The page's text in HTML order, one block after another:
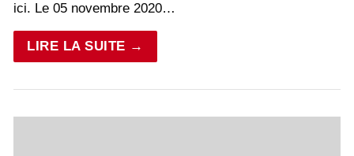
ici. Le 05 novembre 2020…
LIRE LA SUITE →